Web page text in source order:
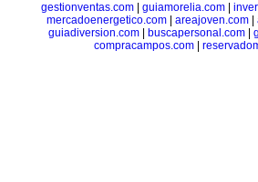
gestionventas.com| guiamorelia.com|
mercadoenergetico.com| areajoven.com|
guiadiversion.com| buscapersonal.com|
compracampos.com